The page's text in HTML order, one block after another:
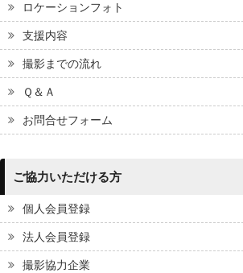
ロケーションフォト
支援内容
撮影までの流れ
Ｑ＆Ａ
お問合せフォーム
ご協力いただける方
個人会員登録
法人会員登録
撮影協力企業